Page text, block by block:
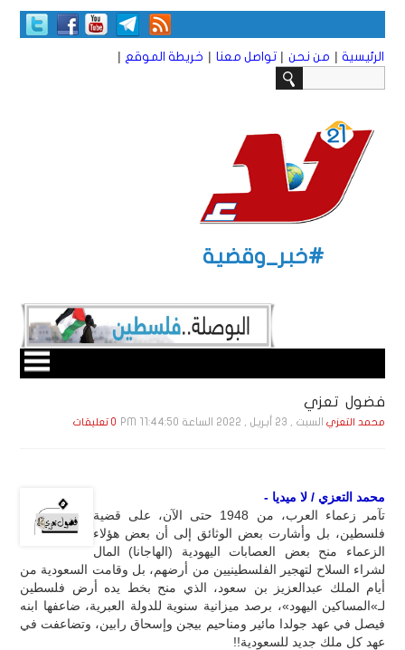
الرئيسية | من نحن | تواصل معنا | خريطة الموقع |
#خبر_وقضية
فضول تعزي
محمد التعزي السبت , 23 أبـريـل , 2022 الساعة 11:44:50 PM 0 تعليقات
محمد التعزي / لا ميديا -
تآمر زعماء العرب، من 1948 حتى الآن، على قضية
فلسطين، بل وأشارت بعض الوثائق إلى أن بعض هؤلاء
الزعماء منح بعض العصابات اليهودية (الهاجانا) المال
لشراء السلاح لتهجير الفلسطينيين من أرضهم، بل وقامت السعودية من
أيام الملك عبدالعزيز بن سعود، الذي منح بخط يده أرض فلسطين
لـ»المساكين اليهود»، برصد ميزانية سنوية للدولة العبرية، ضاعفها ابنه
فيصل في عهد جولدا مائير ومناحيم بيجن وإسحاق رابين، وتضاعفت في
عهد كل ملك جديد للسعودية!!